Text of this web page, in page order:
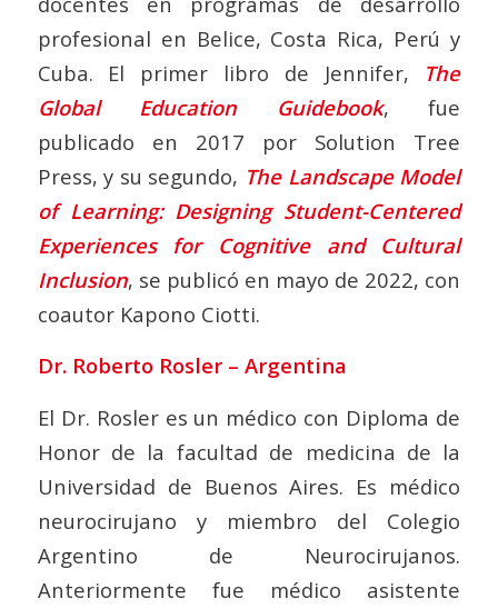
profesional en Belice, Costa Rica, Perú y
Cuba. El primer libro de Jennifer,
The
Global Education Guidebook, fue
publicado en 2017 por Solution Tree
Press, y su segundo, The Landscape Model
of Learning: Designing Student-Centered
Experiences for Cognitive and Cultural
Inclusion, se publicó en mayo de 2022, con
coautor Kapono Ciotti.
Dr. Roberto Rosler – Argentina
El Dr. Rosler es un médico con Diploma de
Honor de la facultad de medicina de la
Universidad de Buenos Aires. Es médico
neurocirujano y miembro del Colegio
Argentino de Neurocirujanos.
Anteriormente fue médico asistente